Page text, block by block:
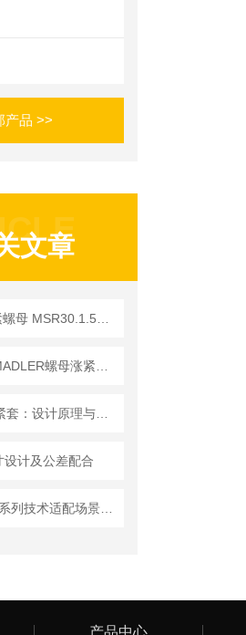
产品 >>
文章
计及公差配合
产品中心